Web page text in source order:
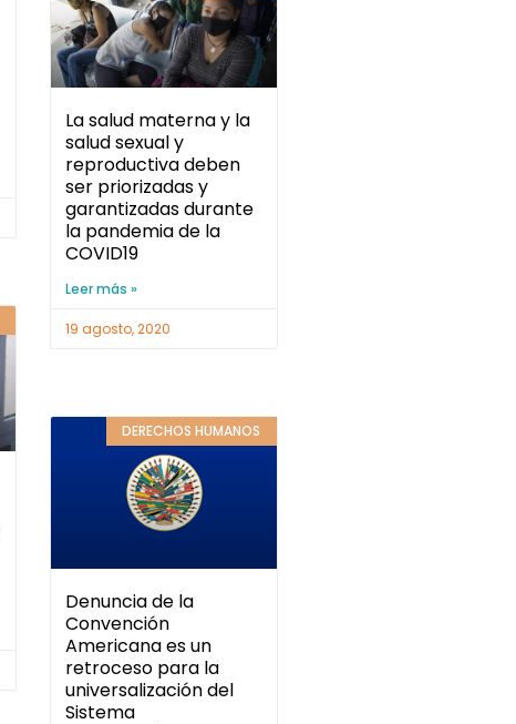
La salud materna y la
salud sexual y
reproductiva deben
ser priorizadas y
garantizadas durante
la pandemia de la
COVID19
Leer más »
19 agosto, 2020
DERECHOS HUMANOS
Denuncia de la
Convención
Americana es un
retroceso para la
universalización del
Sistema